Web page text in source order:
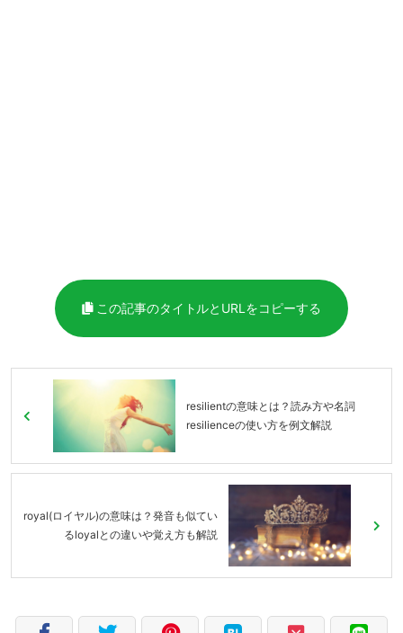
この記事のタイトルとURLをコピーする
resilientの意味とは？読み方や名詞
resilienceの使い方を例文解説
royal(ロイヤル)の意味は？発音も似てい
るloyalとの違いや覚え方も解説